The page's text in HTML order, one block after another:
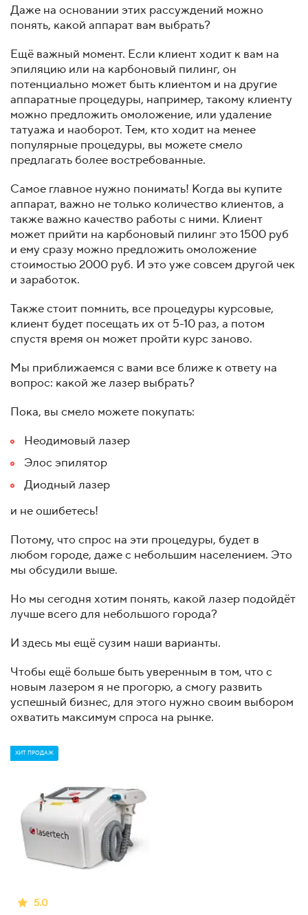
Даже на основании этих рассуждений можно
понять, какой аппарат вам выбрать?
Ещё важный момент. Если клиент ходит к вам на
эпиляцию или на карбоновый пилинг, он
потенциально может быть клиентом и на другие
аппаратные процедуры, например, такому клиенту
можно предложить омоложение, или удаление
татуажа и наоборот. Тем, кто ходит на менее
популярные процедуры, вы можете смело
предлагать более востребованные.
Самое главное нужно понимать! Когда вы купите
аппарат, важно не только количество клиентов, а
также важно качество работы с ними. Клиент
может прийти на карбоновый пилинг это 1500 руб
и ему сразу можно предложить омоложение
стоимостью 2000 руб. И это уже совсем другой чек
и заработок.
Также стоит помнить, все процедуры курсовые,
клиент будет посещать их от 5-10 раз, а потом
спустя время он может пройти курс заново.
Мы приближаемся с вами все ближе к ответу на
вопрос: какой же лазер выбрать?
Пока, вы смело можете покупать:
Неодимовый лазер
Элос эпилятор
Диодный лазер
и не ошибетесь!
Потому, что спрос на эти процедуры, будет в
любом городе, даже с небольшим населением. Это
мы обсудили выше.
Но мы сегодня хотим понять, какой лазер подойдёт
лучше всего для небольшого города?
И здесь мы ещё сузим наши варианты.
Чтобы ещё больше быть уверенным в том, что с
новым лазером я не прогорю, а смогу развить
успешный бизнес, для этого нужно своим выбором
охватить максимум спроса на рынке.
ХИТ ПРОДАЖ
5.0